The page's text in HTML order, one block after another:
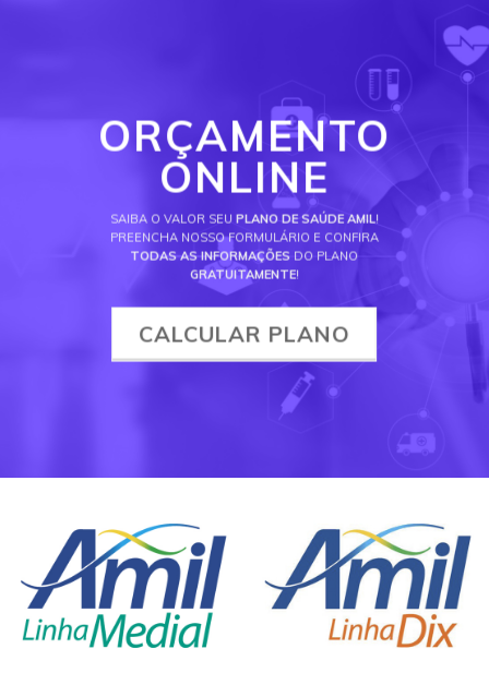
ORÇAMENTO
ONLINE
SAIBA O VALOR SEU PLANO DE SAÚDE AMIL!
PREENCHA NOSSO FORMULÁRIO E CONFIRA
TODAS AS INFORMAÇÕES DO PLANO
GRATUITAMENTE!
CALCULAR PLANO